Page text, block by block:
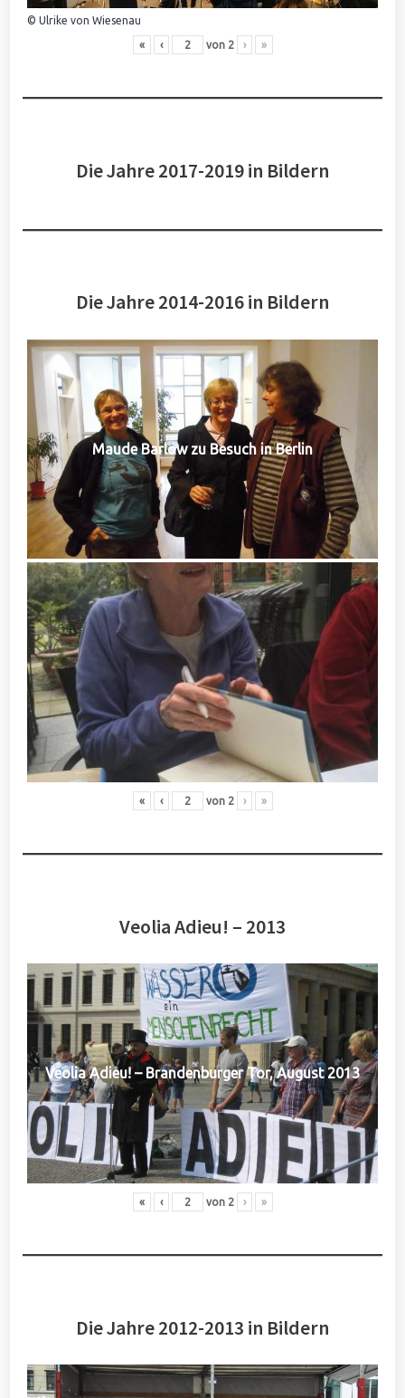
© Ulrike von Wiesenau
« ‹ von 2 › »
Die Jahre 2017-2019 in Bildern
Die Jahre 2014-2016 in Bildern
Maude Barlow zu Besuch in Berlin
« ‹ von 2 › »
Veolia Adieu! – 2013
Veolia Adieu! – Brandenburger Tor, August 2013
« ‹ von 2 › »
Die Jahre 2012-2013 in Bildern